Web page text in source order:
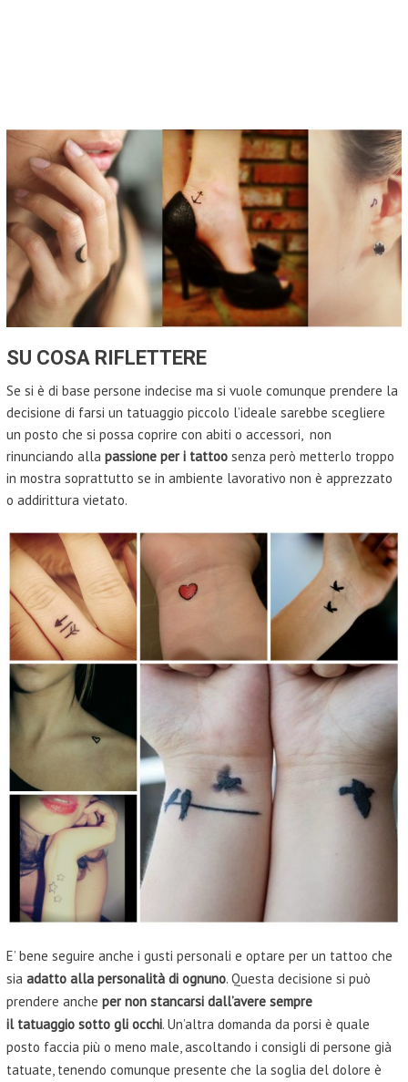
SU COSA RIFLETTERE
Se si è di base persone indecise ma si vuole comunque prendere la
decisione di farsi un tatuaggio piccolo l’ideale sarebbe scegliere
un posto che si possa coprire con abiti o accessori, non
rinunciando alla passione per i tattoosenza però metterlo troppo
in mostra soprattutto se in ambiente lavorativo non è apprezzato
o addirittura vietato.
E’ bene seguire anche i gusti personali e optare per un tattoo che
sia adatto alla personalità di ognuno. Questa decisione si può
prendere anche per non stancarsi dall’avere sempre
il tatuaggio sotto gli occhi. Un’altra domanda da porsi è quale
posto faccia più o meno male, ascoltando i consigli di persone già
tatuate, tenendo comunque presente che la soglia del dolore è